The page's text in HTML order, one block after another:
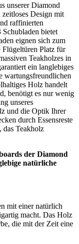
unserer Diamond
Design mit
raffinierten
bietet
eignen sich zum
Flügeltüren Platz für
Teakholzes in
ein langlebiges
wartungsfreundlichen
Holz handelt
benötigt es nur wenig
unseres
und die Optik Ihrer
durch Essensreste
das Teakholz
der Diamond
natürliche
mit einer natürlich
macht. Das Holz
die mit der Zeit eine